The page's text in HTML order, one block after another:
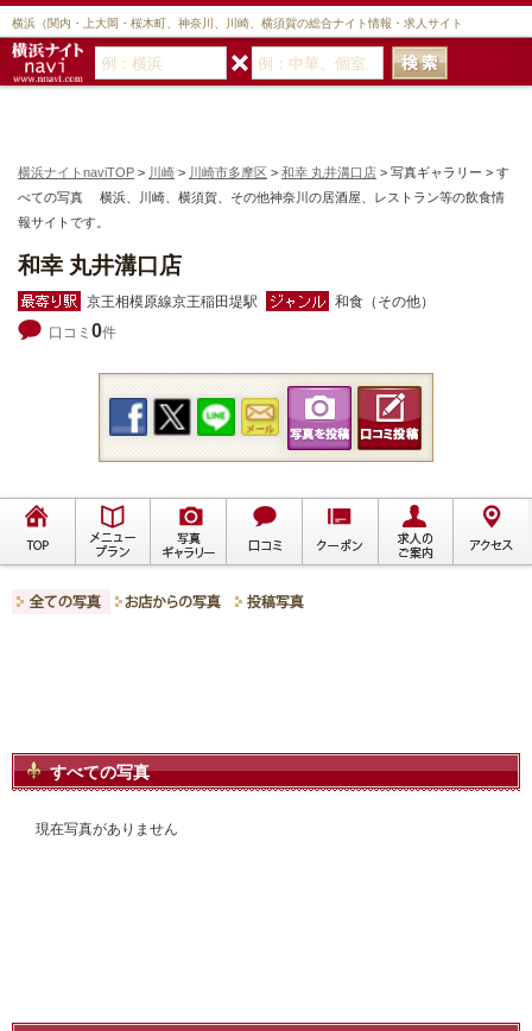
横浜（関内・上大岡・桜木町、神奈川、川崎、横須賀の総合ナイト情報・求人サイト
横浜ナイトnaviTOP > 川崎 > 川崎市多摩区 > 和幸 丸井溝口店 > 写真ギャラリー > す
べての写真 横浜、川崎、横須賀、その他神奈川の居酒屋、レストラン等の飲食情
報サイトです。
和幸 丸井溝口店
京王相模原線京王稲田堤駅
和食（その他）
口コミ 0件
すべての写真
現在写真がありません